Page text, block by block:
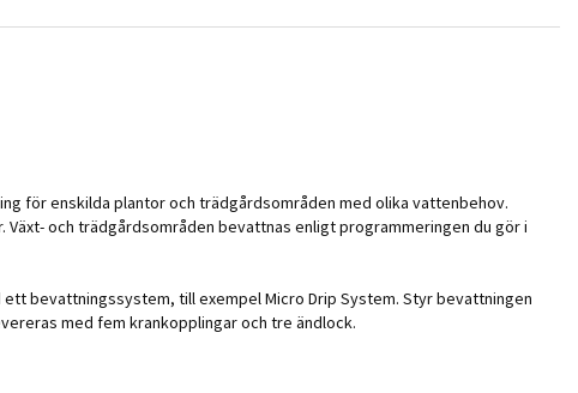
för enskilda plantor och trädgårdsområden med olika vattenbehov.
och trädgårdsområden bevattnas enligt programmeringen du gör i
bevattningssystem, till exempel Micro Drip System. Styr bevattningen
med fem krankopplingar och tre ändlock.